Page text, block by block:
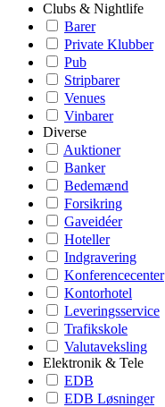
Clubs & Nightlife
Barer
Private Klubber
Pub
Stripbarer
Venues
Vinbarer
Diverse
Auktioner
Banker
Bedemænd
Forsikring
Gaveidéer
Hoteller
Indgravering
Konferencecenter
Kontorhotel
Leveringsservice
Trafikskole
Valutaveksling
Elektronik & Tele
EDB
EDB Løsninger